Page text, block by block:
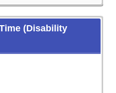
(Disability